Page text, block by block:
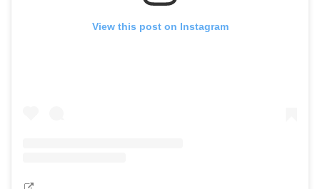
View this post on Instagram